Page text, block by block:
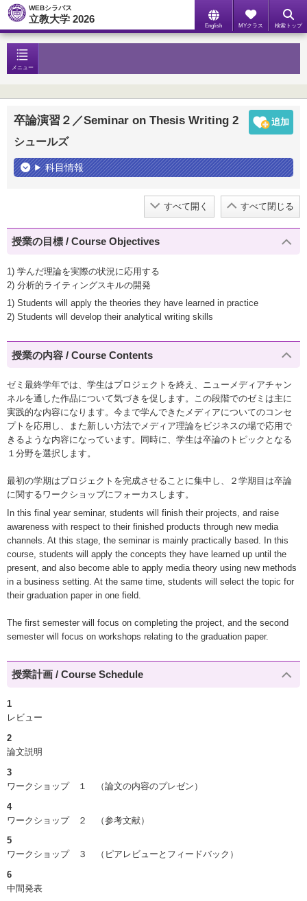
WEBシラバス
立教大学 2026
English MYクラス 検索トップ
メニュー
卒論演習２／Seminar on Thesis Writing 2
シュールズ
科目情報
すべて開く すべて閉じる
授業の目標 / Course Objectives
1) 学んだ理論を実際の状況に応用する
2) 分析的ライティングスキルの開発
1) Students will apply the theories they have learned in practice
2) Students will develop their analytical writing skills
授業の内容 / Course Contents
ゼミ最終学年では、学生はプロジェクトを終え、ニューメディアチャン
ネルを通した作品について気づきを促します。この段階でのゼミは主に
実践的な内容になります。今まで学んできたメディアについてのコンセ
プトを応用し、また新しい方法でメディア理論をビジネスの場で応用で
きるような内容になっています。同時に、学生は卒論のトピックとなる
１分野を選択します。
最初の学期はプロジェクトを完成させることに集中し、２学期目は卒論
に関するワークショップにフォーカスします。
In this final year seminar, students will finish their projects, and raise
awareness with respect to their finished products through new media
channels. At this stage, the seminar is mainly practically based. In this
course, students will apply the concepts they have learned up until the
present, and also become able to apply media theory using new methods
in a business setting. At the same time, students will select the topic for
their graduation paper in one field.
The first semester will focus on completing the project, and the second
semester will focus on workshops relating to the graduation paper.
授業計画 / Course Schedule
1
レビュー
2
論文説明
3
ワークショップ １ （論文の内容のプレゼン）
4
ワークショップ ２ （参考文献）
5
ワークショップ ３ （ピアレビューとフィードバック）
6
中間発表